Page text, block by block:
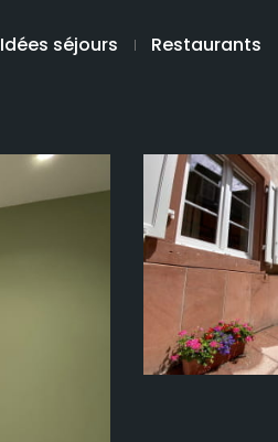
Idées séjours Restaurants